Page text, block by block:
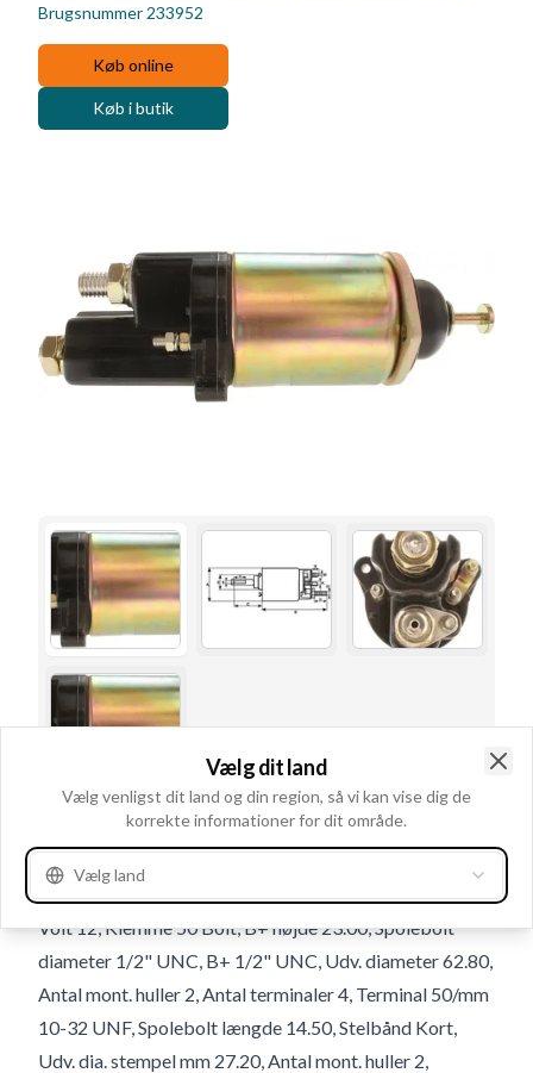
Brugsnummer 233952
Køb online
Køb i butik
Detaljer & beskrivelse
Volt 12, Klemme 50 Bolt, B+ højde 23.00, Spolebolt
diameter 1/2" UNC, B+ 1/2" UNC, Udv. diameter 62.80,
Antal mont. huller 2, Antal terminaler 4, Terminal 50/mm
10-32 UNF, Spolebolt længde 14.50, Stelbånd Kort,
Udv. dia. stempel mm 27.20, Antal mont. huller 2,
Vælg dit land
Vælg venligst dit land og din region, så vi kan vise dig de
korrekte informationer for dit område.
Vælg land